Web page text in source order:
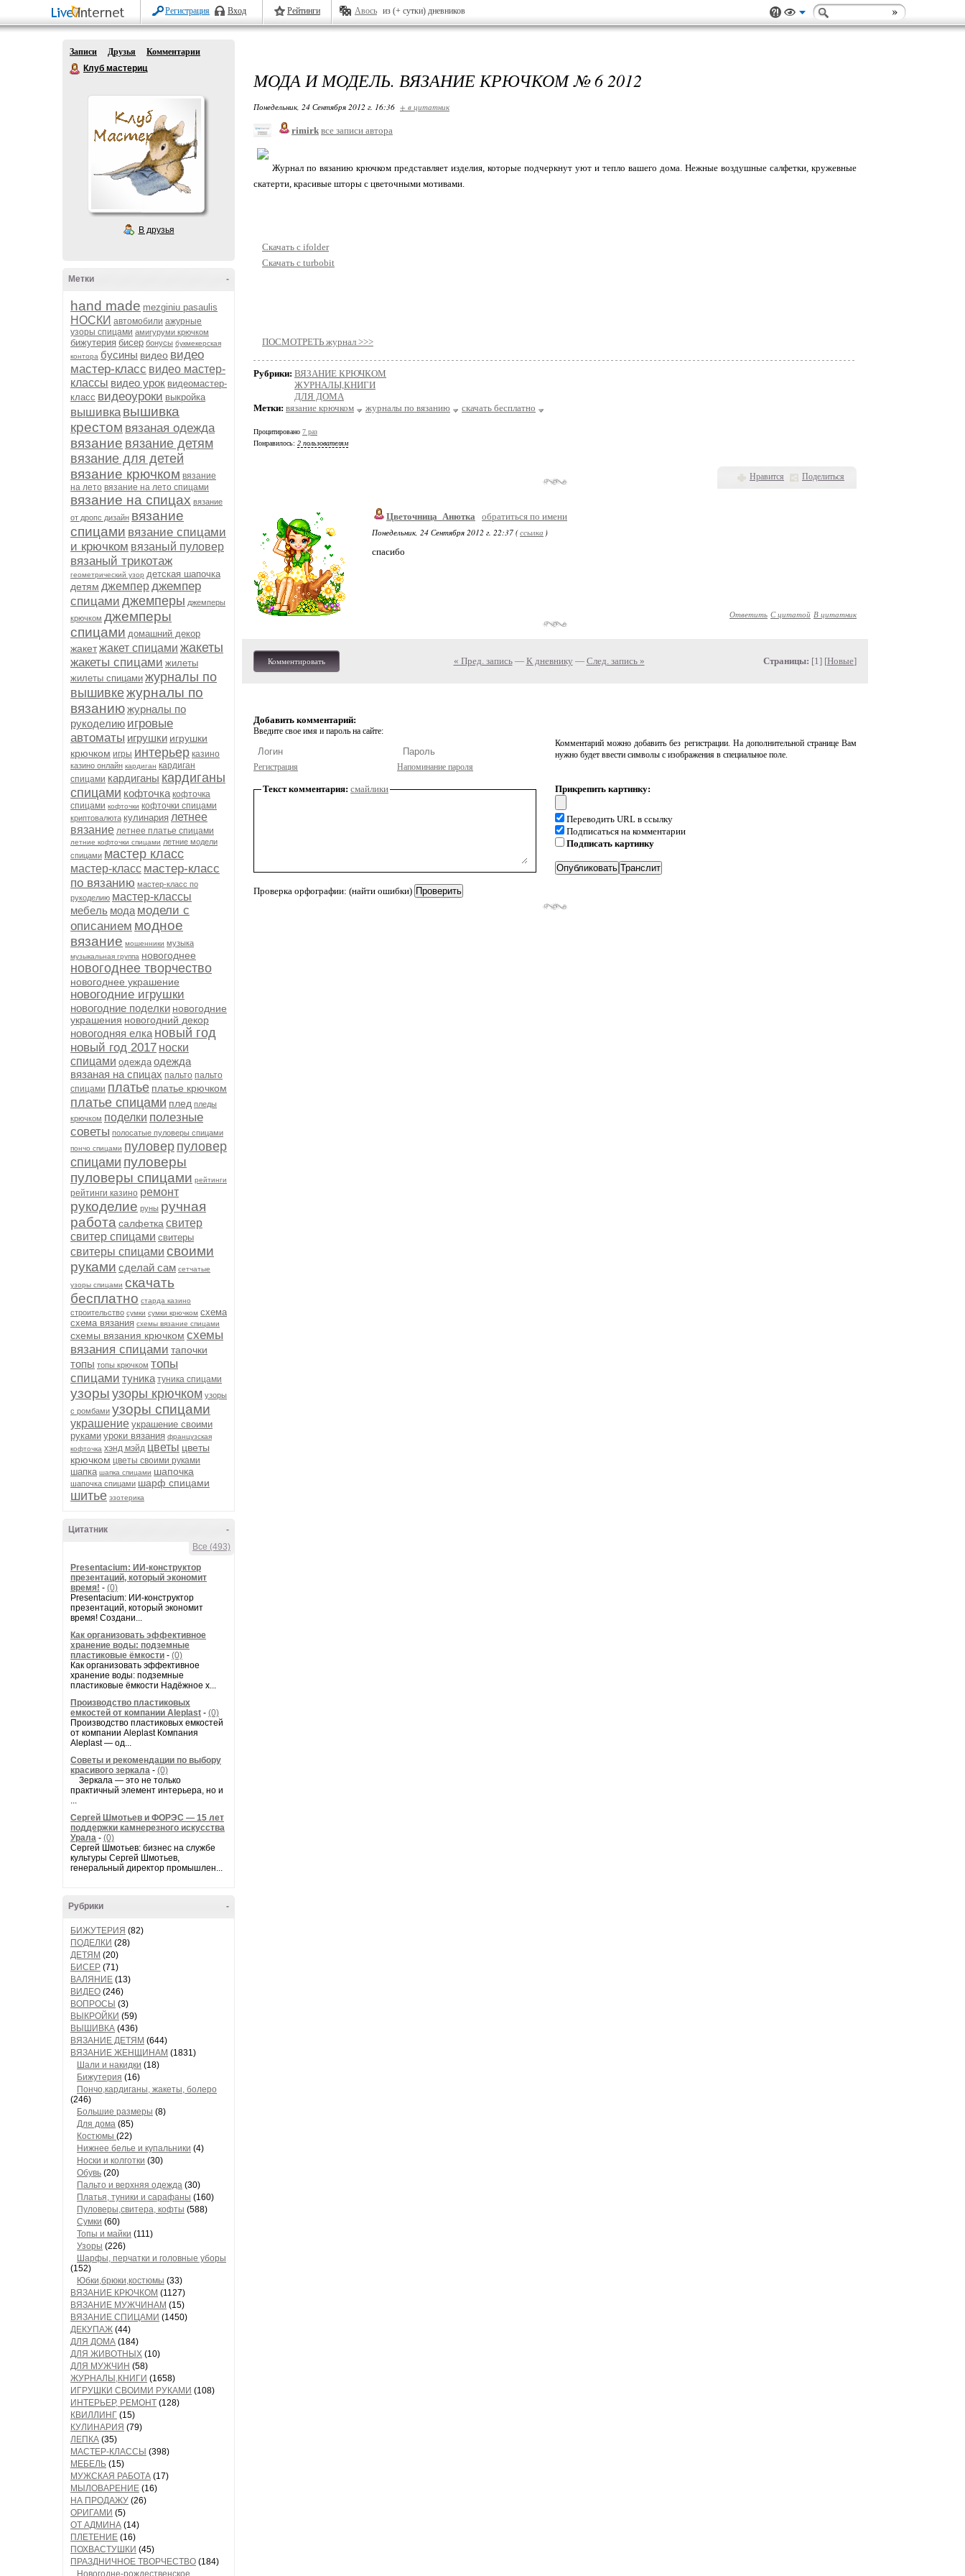
Регистрация Вход Рейтинги Авось из (+ сутки) дневников
Записи Друзья
Комментарии
Клуб мастериц
В друзья
-
Метки
hand made mezginiu pasaulis
НОСКИ автомобили ажурные
узоры спицами амигуруми крючком
бижутерия бисер бонусы букмекерская
контора бусины видео видео
мастер-класс видео мастер-
классы видео урок видеомастер-
класс видеоуроки выкройка
вышивка вышивка
крестом вязаная одежда
вязание вязание детям
вязание для детей
вязание крючком вязание
на лето вязание на лето спицами
вязание на спицах вязание
от дропс дизайн вязание
спицами вязание спицами
и крючком вязаный пуловер
вязаный трикотаж
геометрический узор детская шапочка
детям джемперджемпер
спицами джемперы джемперы
крючком джемперы
спицами домашний декор
жакетжакет спицами жакеты
жакеты спицами жилеты
жилеты спицами журналы по
вышивкежурналы по
вязаниюжурналы по
рукоделию игровые
автоматы игрушки игрушки
крючком игры интерьер казино
казино онлайн кардиган кардиган
спицами кардиганы кардиганы
спицами кофточка кофточка
спицами кофточки кофточки спицами
криптовалюта кулинария летнее
вязание летнее платье спицами
летние кофточки спицами летние модели
спицами мастер класс
мастер-класс мастер-класс
по вязанию мастер-класс по
рукоделию мастер-классы
мебель мода модели с
описанием модное
вязание мошенники музыка
музыкальная группа новогоднее
новогоднее творчество
новогоднее украшение
новогодние игрушки
новогодние поделки новогодние
украшения новогодний декор
новогодняя елка новый год
новый год 2017 носки
спицами одежда одежда
вязаная на спицах пальто пальто
спицами платье платье крючком
платье спицами плед пледы
крючком поделки полезные
советы полосатые пуловеры спицами
пончо спицами пуловер пуловер
спицами пуловеры
пуловеры спицами рейтинги
рейтинги казино ремонт
рукоделие руны ручная
работа салфетка свитер
свитер спицами свитеры
свитеры спицами своими
руками сделай сам сетчатые
узоры спицами скачать
бесплатно старда казино
строительство сумки сумки крючком схема
схема вязания схемы вязание спицами
схемы вязания крючком схемы
вязания спицами тапочки
топы топы крючком топы
спицами туника туника спицами
узоры узоры крючком узоры
с ромбами узоры спицами
украшение украшение своими
руками уроки вязания французская
кофточка хэнд мэйд цветы цветы
крючком цветы своими руками
шапка шапка спицами шапочка
шапочка спицами шарф спицами
шитье эзотерика
-
Цитатник
Все (493)
Presentacium: ИИ‑конструктор
презентаций, который экономит
время! - (0)
Presentacium: ИИ‑конструктор
презентаций, который экономит
время! Создани...
Как организовать эффективное
хранение воды: подземные
пластиковые ёмкости - (0)
Как организовать эффективное
хранение воды: подземные
пластиковые ёмкости Надёжное х...
Производство пластиковых
емкостей от компании Aleplast - (0)
Производство пластиковых емкостей
от компании Aleplast Компания
Aleplast — од...
Советы и рекомендации по выбору
красивого зеркала - (0)
Зеркала — это не только
практичный элемент интерьера, но и
...
Сергей Шмотьев и ФОРЭС — 15 лет
поддержки камнерезного искусства
Урала - (0)
Сергей Шмотьев: бизнес на службе
культуры Сергей Шмотьев,
генеральный директор промышлен...
-
Рубрики
БИЖУТЕРИЯ (82)
ПОДЕЛКИ (28)
ДЕТЯМ (20)
БИСЕР (71)
ВАЛЯНИЕ (13)
ВИДЕО (246)
ВОПРОСЫ (3)
ВЫКРОЙКИ (59)
ВЫШИВКА (436)
ВЯЗАНИЕ ДЕТЯМ (644)
ВЯЗАНИЕ ЖЕНЩИНАМ (1831)
Шали и накидки (18)
Бижутерия (16)
Пончо,кардиганы, жакеты, болеро
(246)
Большие размеры (8)
Для дома (85)
Костюмы (22)
Нижнее белье и купальники (4)
Носки и колготки (30)
Обувь (20)
Пальто и верхняя одежда (30)
Платья, туники и сарафаны (160)
Пуловеры,свитера, кофты (588)
Сумки (60)
Топы и майки (111)
Узоры (226)
Шарфы, перчатки и головные уборы
(152)
Юбки,брюки,костюмы (33)
ВЯЗАНИЕ КРЮЧКОМ (1127)
ВЯЗАНИЕ МУЖЧИНАМ (15)
ВЯЗАНИЕ СПИЦАМИ (1450)
ДЕКУПАЖ (44)
ДЛЯ ДОМА (184)
ДЛЯ ЖИВОТНЫХ (10)
ДЛЯ МУЖЧИН (58)
ЖУРНАЛЫ,КНИГИ (1658)
ИГРУШКИ СВОИМИ РУКАМИ (108)
ИНТЕРЬЕР, РЕМОНТ (128)
КВИЛЛИНГ (15)
КУЛИНАРИЯ (79)
ЛЕПКА (35)
МАСТЕР-КЛАССЫ (398)
МЕБЕЛЬ (15)
МУЖСКАЯ РАБОТА (17)
МЫЛОВАРЕНИЕ (16)
НА ПРОДАЖУ (26)
ОРИГАМИ (5)
ОТ АДМИНА (14)
ПЛЕТЕНИЕ (16)
ПОХВАСТУШКИ (45)
ПРАЗДНИЧНОЕ ТВОРЧЕСТВО (184)
Новогодне-рождественское
МОДА И МОДЕЛЬ. ВЯЗАНИЕ КРЮЧКОМ № 6 2012
Понедельник, 24 Сентября 2012 г. 16:36 + в цитатник
rimirk все записи автора
Журнал по вязанию крючком представляет изделия, которые подчеркнут уют и тепло вашего дома. Нежные воздушные салфетки, кружевные
скатерти, красивые шторы с цветочными мотивами.
Скачать с ifolder
Скачать с turbobit
ПОСМОТРЕТЬ журнал >>>
Рубрики: ВЯЗАНИЕ КРЮЧКОМ
ЖУРНАЛЫ,КНИГИ
ДЛЯ ДОМА
Метки: вязание крючком журналы по вязанию скачать бесплатно
Процитировано 7 раз
Понравилось: 2 пользователям
Нравится Поделиться
Цветочница_Анютка
обратиться по имени
Понедельник, 24 Сентября 2012 г. 22:37 (ссылка )
спасибо
Ответить С цитатой В цитатник
Комментировать « Пред. запись— К дневнику — След. запись » Страницы: [1] [Новые]
Добавить комментарий:
Введите свое имя и пароль на сайте:
Регистрация Напоминание пароля
Комментарий можно добавить без регистрации. На дополнительной странице Вам
нужно будет ввести символы с изображения в специальное поле.
Текст комментария: смайлики
Проверка орфографии: (найти ошибки)
Прикрепить картинку:
Переводить URL в ссылку
Подписаться на комментарии
Подписать картинку